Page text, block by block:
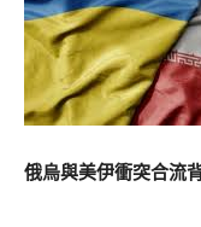
俄烏與美伊衝突合流